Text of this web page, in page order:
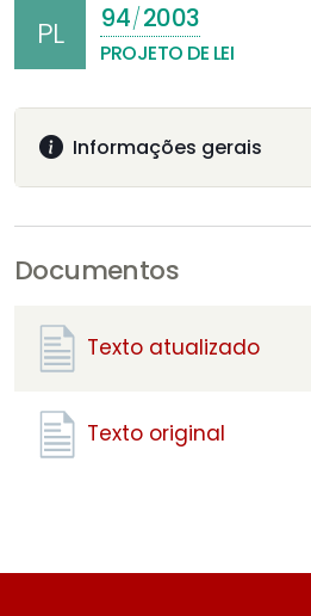
PL 94/2003
PROJETO DE LEI
Informações gerais
Documentos
Texto atualizado
Texto original